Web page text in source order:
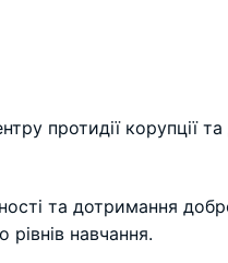
протидії корупції
та дотримання
рівнів навчання.